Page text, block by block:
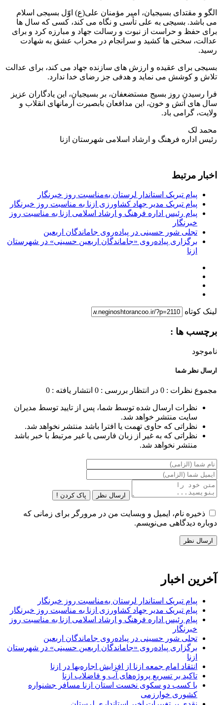
الگو و مقتدای بسیجیان، امیر مؤمنان علی(ع) اوّل بسیجی اسلام
می باشد. بسیجی به علی تأسی و نگاه می کند، کسی که سال ها
برای حفظ و حراست از نبوت و رسالت جهاد و مبارزه کرد و برای
عدالت، سختی ها کشید و سرانجام در محراب عشق به شهادت
رسید.
بسیجی برای عقیده و ارزش های سازنده جهاد می کند، برای عدالت
تلاش و کوشش می نماید و هدفی جز رضای خدا ندارد.
فرا رسیدن روز بسیج مستضعفان، بر بسیجیان، این یادگاران عزیز
سال های آتش و خون، این مدافعان بابصیرت آرمانهای انقلاب و
ولایت، گرامی باد.
محمد لک
رئیس اداره فرهنگ و ارشاد اسلامی شهرستان ازنا
اخبار مرتبط
پیام تبریک استاندار لرستان به‌مناسبت روز خبرنگار
پیام تبریک مدیر جهاد کشاورزی ازنا به مناسبت روز خبرنگار
پیام رئیس اداره فرهنگ و ارشاد اسلامی ازنا به مناسبت روز
خبرنگار
تجلی شور حسینی در پیاده‌روی جاماندگان اربعین
برگزاری پیاده‌روی «جاماندگان اربعین حسینی» در شهرستان
ازنا
لینک کوتاه
برچسب ها :
ناموجود
ارسال نظر شما
مجموع نظرات : 0 در انتظار بررسی : 0 انتشار یافته : 0
نظرات ارسال شده توسط شما، پس از تایید توسط مدیران
سایت منتشر خواهد شد.
نظراتی که حاوی تهمت یا افترا باشد منتشر نخواهد شد.
نظراتی که به غیر از زبان فارسی یا غیر مرتبط با خبر باشد
منتشر نخواهد شد.
ارسال نظر پاک کردن !
ذخیره نام، ایمیل و وبسایت من در مرورگر برای زمانی که
دوباره دیدگاهی می‌نویسم.
آخرین اخبار
پیام تبریک استاندار لرستان به‌مناسبت روز خبرنگار
پیام تبریک مدیر جهاد کشاورزی ازنا به مناسبت روز خبرنگار
پیام رئیس اداره فرهنگ و ارشاد اسلامی ازنا به مناسبت روز
خبرنگار
تجلی شور حسینی در پیاده‌روی جاماندگان اربعین
برگزاری پیاده‌روی «جاماندگان اربعین حسینی» در شهرستان
ازنا
انتقاد امام جمعه ازنا از افزایش اجاره‌بها در ازنا
تاکید بر تسریع پروژه‌های آب و فاضلاب ازنا
با کسب دو سکوی نخست استان ازنا مسافر جشنواره
کشوری خوارزمی